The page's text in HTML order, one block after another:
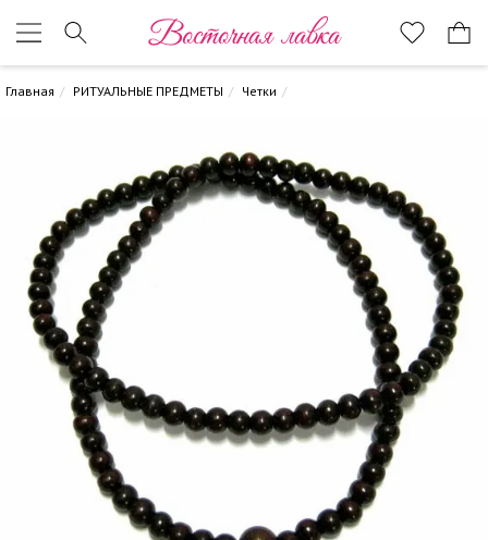
Восточная лавка
Главная РИТУАЛЬНЫЕ ПРЕДМЕТЫ Четки